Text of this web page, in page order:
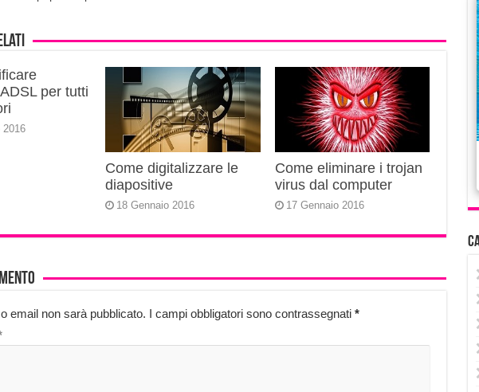
per tutti
2016
Come digitalizzare le
diapositive
18 Gennaio 2016
Come eliminare i trojan
virus dal computer
17 Gennaio 2016
email non sarà pubblicato. I campi obbligatori sono contrassegnati *